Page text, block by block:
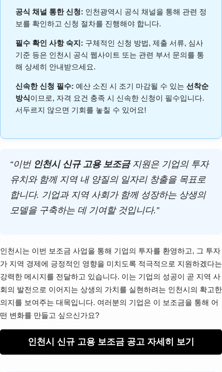
공식 채널 통한 신청: 인천광역시 공식 채널을 통해 관련 정
보를 확인하고 신청 절차를 진행해야 합니다.
필수 확인 사항 숙지: 구체적인 신청 방법, 제출 서류, 심사
기준 등은 인천시 공식 웹사이트 또는 관련 부서 문의를 통
해 상세히 안내받으세요.
신속한 신청 필수: 예산 소진 시 조기 마감될 수 있는 선착순
방식이므로, 자격 요건 충족 시 신속한 신청이 필수입니다.
서두르지 않으면 기회를 놓칠 수 있어요!
“이번 인천시 신규 고용 보조금지원은 기업의 투자
유치와 함께 지역 내 양질의 일자리 창출을 목표로
합니다. 기업과 지역 사회가 함께 성장하는 상생의
모델을 구축하는 데 기여할 것입니다.”
인천시는 이번 보조금 사업을 통해 기업의 투자를 환영하고, 그 투자
가 지역 경제에 긍정적인 영향을 미치도록 적극적으로 지원하겠다는
강력한 메시지를 전달하고 있습니다. 이는 기업의 성공이 곧 지역 사
회의 발전으로 이어지는 상생의 가치를 실현하려는 인천시의 확고한
의지를 보여주는 대목입니다. 여러분의 기업은 이 보조금을 통해 어
떤 변화를 만들고 싶으신가요?
인천시 신규 고용 보조금 공고 자세히 보기